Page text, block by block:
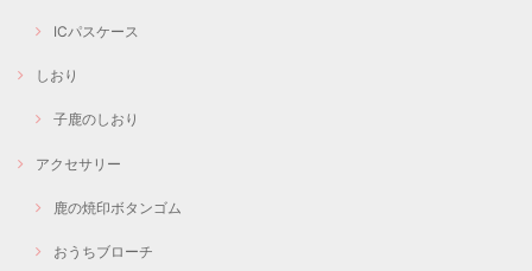
ICパスケース
しおり
子鹿のしおり
アクセサリー
鹿の焼印ボタンゴム
おうちブローチ